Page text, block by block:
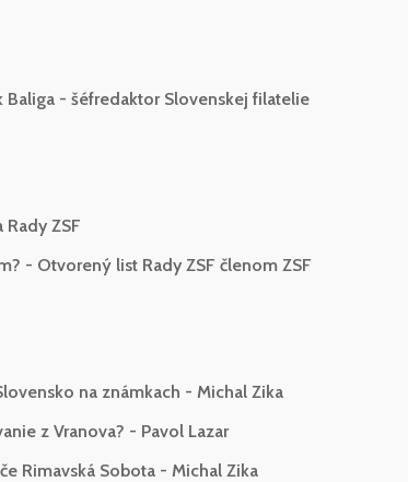
Baliga - šéfredaktor Slovenskej filatelie
ZSF
- Otvorený list Rady ZSF členom ZSF
na známkach - Michal Zika
z Vranova? - Pavol Lazar
Rimavská Sobota - Michal Zika